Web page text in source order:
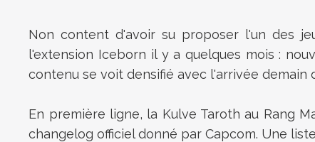
Non content d'avoir su proposer l'un des
l'extension Iceborn il y a quelques mois :
contenu se voit densifié avec l'arrivée demain
En première ligne, la Kulve Taroth au Rang
changelog officiel donné par Capcom. Une